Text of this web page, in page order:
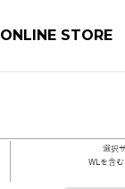
ONLINE STORE
選択
WLを含